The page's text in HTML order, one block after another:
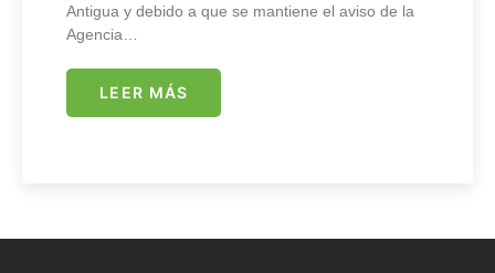
Antigua y debido a que se mantiene el aviso de la
Agencia…
LEER MÁS